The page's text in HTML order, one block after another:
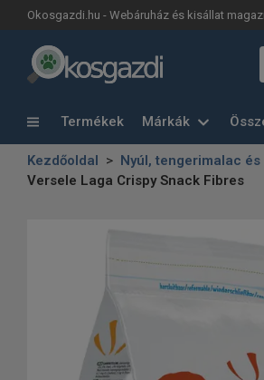
Okosgazdi.hu - Webáruház és kisállat
Termékek Márkák
Kezdőoldal Nyúl, tengerimalac
Versele Laga Crispy Snack Fibres